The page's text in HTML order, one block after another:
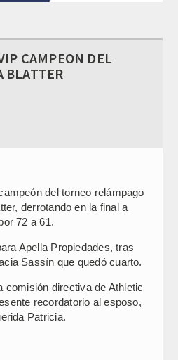
CAMPEON DEL
BLATTER
del torneo relámpago
derrotando en la final a
72 a 61.
Apella Propiedades, tras
Sassín que quedó cuarto.
comisión directiva de Athletic
recordatorio al esposo,
Patricia.